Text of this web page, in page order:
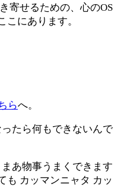
寄せるための、心のOS
こにあります。
らへ。
たら何もできないんで
あ物事うまくできます
も カッマンニャタ カッ